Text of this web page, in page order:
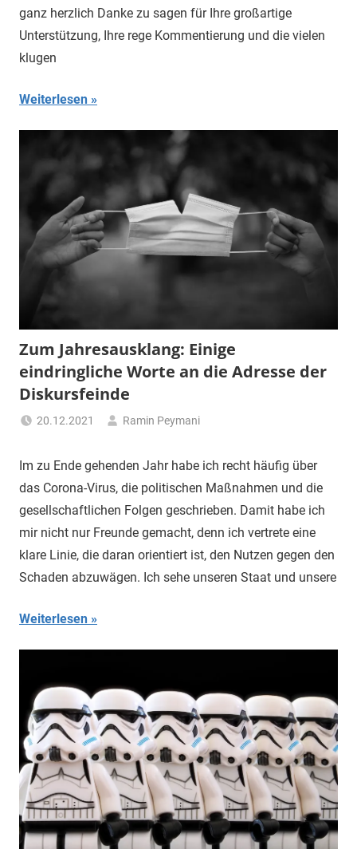
ganz herzlich Danke zu sagen für Ihre großartige
Unterstützung, Ihre rege Kommentierung und die vielen
klugen
Weiterlesen
Zum Jahresausklang: Einige
eindringliche Worte an die Adresse der
Diskursfeinde
20.12.2021
Ramin Peymani
Im zu Ende gehenden Jahr habe ich recht häufig über
das Corona-Virus, die politischen Maßnahmen und die
gesellschaftlichen Folgen geschrieben. Damit habe ich
mir nicht nur Freunde gemacht, denn ich vertrete eine
klare Linie, die daran orientiert ist, den Nutzen gegen den
Schaden abzuwägen. Ich sehe unseren Staat und unsere
Weiterlesen